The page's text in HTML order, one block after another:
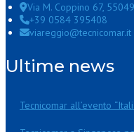
Via M. Coppino 67,
+39 0584 395408
viareggio@tecnicomar.it
Ultime news
Tecnicomar all’evento